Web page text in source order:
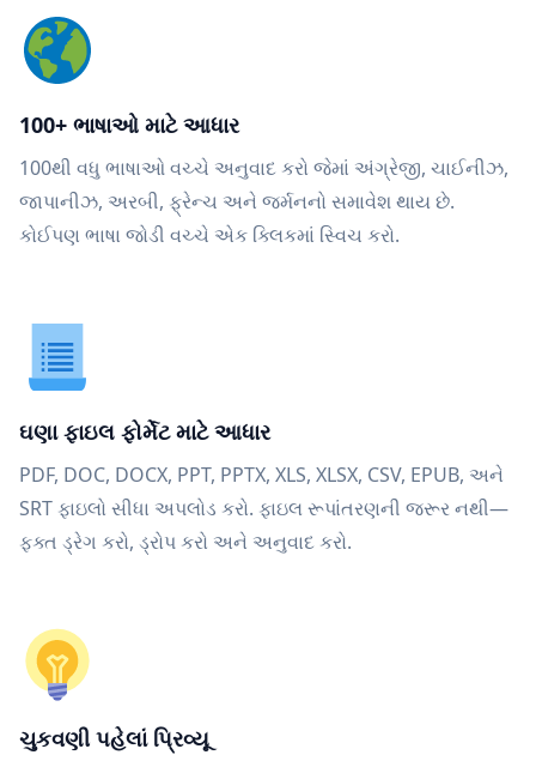
100+ ભાષાઓ માટે આધાર
100થી વધુ ભાષાઓ વચ્ચે અનુવાદ કરો જેમાં અંગ્રેજી, ચાઈનીઝ,
જાપાનીઝ, અરબી, ફ્રેન્ચ અને જર્મનનો સમાવેશ થાય છે.
કોઈપણ ભાષા જોડી વચ્ચે એક ક્લિકમાં સ્વિચ કરો.
ઘણા ફાઇલ ફોર્મેટ માટે આધાર
PDF, DOC, DOCX, PPT, PPTX, XLS, XLSX, CSV, EPUB, અને
SRT ફાઇલો સીધા અપલોડ કરો. ફાઇલ રૂપાંતરણની જરૂર નથી—
ફક્ત ડ્રેગ કરો, ડ્રોપ કરો અને અનુવાદ કરો.
ચુકવણી પહેલાં પ્રિવ્યૂ